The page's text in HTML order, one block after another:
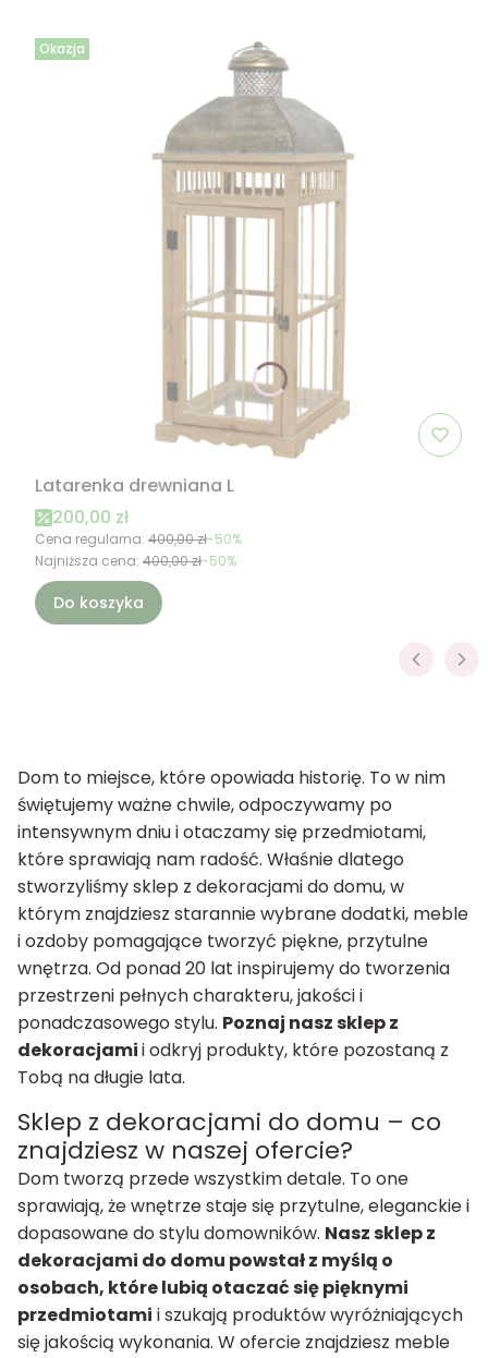
Okazja
Latarenka drewniana L
Cena promocyjna
200,00 zł
Cena regularna: 400,00 zł-50%
Najniższa cena: 400,00 zł-50%
Do koszyka
Dom to miejsce, które opowiada historię. To w nim
świętujemy ważne chwile, odpoczywamy po
intensywnym dniu i otaczamy się przedmiotami,
które sprawiają nam radość. Właśnie dlatego
stworzyliśmy sklep z dekoracjami do domu, w
którym znajdziesz starannie wybrane dodatki, meble
i ozdoby pomagające tworzyć piękne, przytulne
wnętrza. Od ponad 20 lat inspirujemy do tworzenia
przestrzeni pełnych charakteru, jakości i
ponadczasowego stylu. Poznaj nasz sklep z
dekoracjamii odkryj produkty, które pozostaną z
Tobą na długie lata.
Sklep z dekoracjami do domu – co
znajdziesz w naszej ofercie?
Dom tworzą przede wszystkim detale. To one
sprawiają, że wnętrze staje się przytulne, eleganckie i
dopasowane do stylu domowników. Nasz sklep z
dekoracjami do domu powstał z myślą o
osobach, które lubią otaczać się pięknymi
przedmiotami i szukają produktów wyróżniających
się jakością wykonania. W ofercie znajdziesz meble